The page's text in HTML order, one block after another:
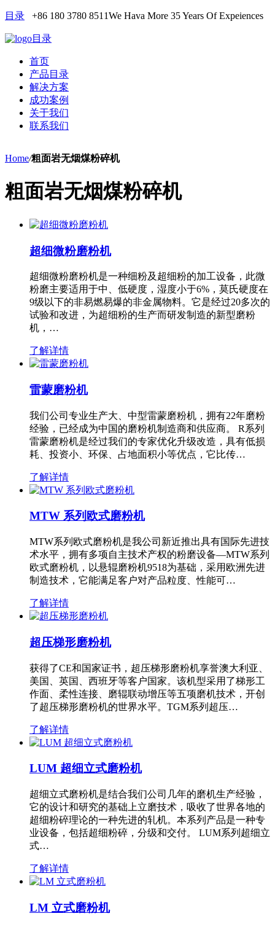
目录 +86 180 3780 8511We Hava More 35 Years Of Expeiences
目录
首页
产品目录
解决方案
成功案例
关于我们
联系我们
Home/粗面岩无烟煤粉碎机
粗面岩无烟煤粉碎机
超细微粉磨粉机
超细微粉磨粉机是一种细粉及超细粉的加工设备，此微
粉磨主要适用于中、低硬度，湿度小于6%，莫氏硬度在
9级以下的非易燃易爆的非金属物料。它是经过20多次的
试验和改进，为超细粉的生产而研发制造的新型磨粉
机，…
了解详情
雷蒙磨粉机
我们公司专业生产大、中型雷蒙磨粉机，拥有22年磨粉
经验，已经成为中国的磨粉机制造商和供应商。 R系列
雷蒙磨粉机是经过我们的专家优化升级改造，具有低损
耗、投资小、环保、占地面积小等优点，它比传…
了解详情
MTW 系列欧式磨粉机
MTW系列欧式磨粉机是我公司新近推出具有国际先进技
术水平，拥有多项自主技术产权的粉磨设备—MTW系列
欧式磨粉机，以悬辊磨粉机9518为基础，采用欧洲先进
制造技术，它能满足客户对产品粒度、性能可…
了解详情
超压梯形磨粉机
获得了CE和国家证书，超压梯形磨粉机享誉澳大利亚、
美国、英国、西班牙等客户国家。该机型采用了梯形工
作面、柔性连接、磨辊联动增压等五项磨机技术，开创
了超压梯形磨粉机的世界水平。TGM系列超压…
了解详情
LUM 超细立式磨粉机
超细立式磨粉机是结合我们公司几年的磨机生产经验，
它的设计和研究的基础上立磨技术，吸收了世界各地的
超细粉碎理论的一种先进的轧机。本系列产品是一种专
业设备，包括超细粉碎，分级和交付。 LUM系列超细立
式…
了解详情
LM 立式磨粉机